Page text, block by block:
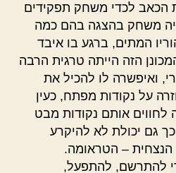
לכדי משחק תפקידים
משחק בהצגה בהם כמה
המתים, ברגע בו איבד
הזה הייתה טרגית הרבה
ואיפשרה לו להכיל את
על נקודות מפתח, כעין
לחווים אותם נקודות מבט
גם יכולת לא להיקרע
הנצחית – הטראומה.
להתרשם, להתפעל,